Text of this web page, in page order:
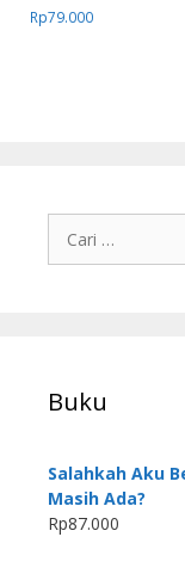
Rp79.000
Buku
Salahkah Aku
Masih Ada?
Rp87.000